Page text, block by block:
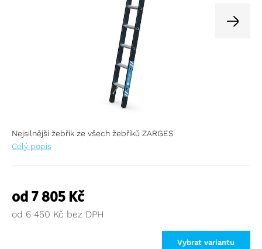
Nejsilnější žebřík ze všech žebříků ZARGES
Celý popis
od 7 805 Kč
od 6 450 Kč
Vybrat variantu